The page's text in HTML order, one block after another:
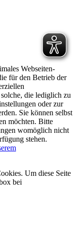
Webseiten-
für den Betrieb der
die lediglich zu
oder zur
Sie können selbst
möchten. Bitte
womöglich nicht
stehen.
Um diese Seite
bei